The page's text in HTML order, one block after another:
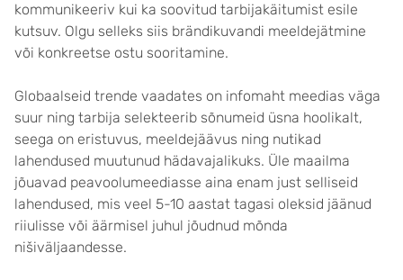
kommunikeeriv kui ka soovitud tarbijakäitumist esile
kutsuv. Olgu selleks siis brändikuvandi meeldejätmine
või konkreetse ostu sooritamine.
Globaalseid trende vaadates on infomaht meedias väga
suur ning tarbija selekteerib sõnumeid üsna hoolikalt,
seega on eristuvus, meeldejäävus ning nutikad
lahendused muutunud hädavajalikuks. Üle maailma
jõuavad peavoolumeediasse aina enam just selliseid
lahendused, mis veel 5-10 aastat tagasi oleksid jäänud
riiulisse või äärmisel juhul jõudnud mõnda
nišiväljaandesse.